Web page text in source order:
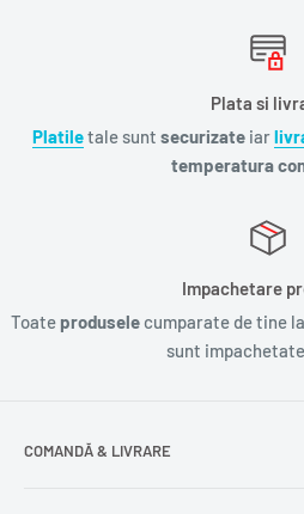
Plata si
Platiletale sunt securizate iar
temperatura
Impachetare
Toate produsele cumparate de tine la
sunt
COMANDĂ & LIVRARE